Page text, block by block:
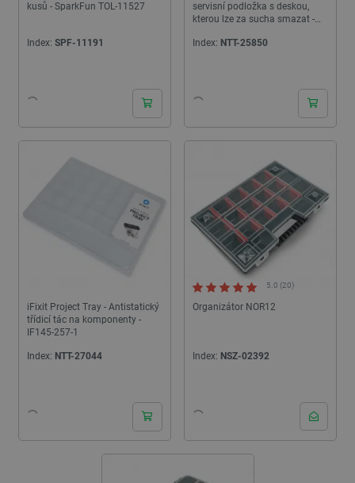
kusů - SparkFun TOL-11527
Index: SPF-11191
servisní podložka s deskou,
kterou lze za sucha smazat -
Index: NTT-25850
iFixit Project Tray - Antistatický
třídicí tác na komponenty -
IF145-257-1
Index: NTT-27044
Organizátor NOR12
5.0 (20)
Index: NSZ-02392